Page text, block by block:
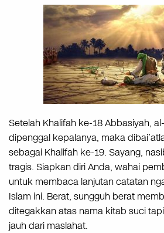
Setelah Khalifah ke-18 Abbasiyah,
dipenggal kepalanya, maka
sebagai Khalifah ke-19. Sayang,
tragis. Siapkan diri Anda, wahai
untuk membaca lanjutan catatan
Islam ini. Berat, sungguh berat
ditegakkan atas nama kitab suci
jauh dari maslahat.